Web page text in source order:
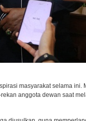
masyarakat selama ini.
anggota dewan saat